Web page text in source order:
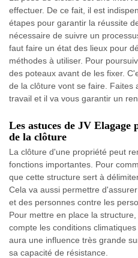
effectuer. De ce fait, il est
étapes pour garantir la réussite
nécessaire de suivre un
faut faire un état des lieux pour
méthodes à utiliser. Pour
des poteaux avant de les fixer.
de la clôture vont se faire. Faites
travail et il va vous garantir un
Les astuces de JV Elagage
de la clôture
La clôture d'une propriété peut
fonctions importantes. Pour
que cette structure sert à
Cela va aussi permettre
et des personnes contre les
Pour mettre en place la
compte les conditions
aura une influence très grande
sa capacité de résistance.